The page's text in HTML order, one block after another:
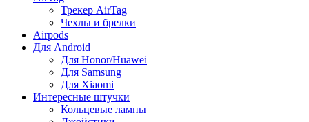
Трекер AirTag
Чехлы и брелки
Airpods
Для Android
Для Honor/Huawei
Для Samsung
Для Xiaomi
Интересные штучки
Кольцевые лампы